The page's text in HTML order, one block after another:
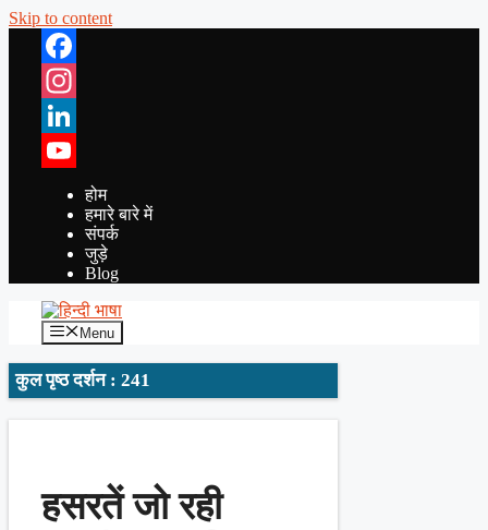
Skip to content
Facebook
Instagram
LinkedIn
YouTube
होम
हमारे बारे में
संपर्क
जुड़े
Blog
Menu
कुल पृष्ठ दर्शन : 241
हसरतें जो रही